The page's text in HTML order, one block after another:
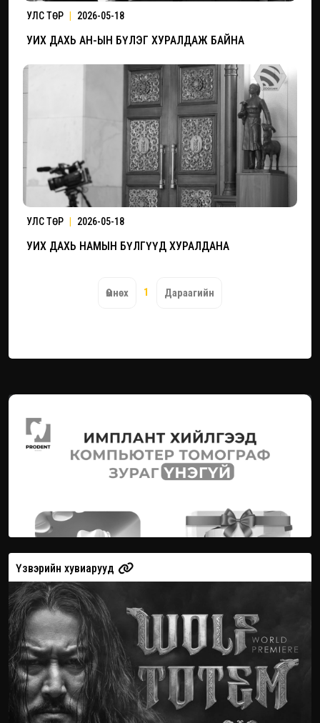
УЛС ТӨР 2026-05-18
УИХ ДАХЬ АН-ЫН БҮЛЭГ ХУРАЛДАЖ БАЙНА
УЛС ТӨР 2026-05-18
УИХ ДАХЬ НАМЫН БҮЛГҮҮД ХУРАЛДАНА
Өмнөх 1 Дараагийн
Үзвэрийн хувиарууд